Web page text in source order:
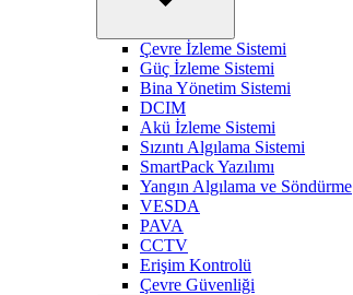
Çevre İzleme Sistemi
Güç İzleme Sistemi
Bina Yönetim Sistemi
DCIM
Akü İzleme Sistemi
Sızıntı Algılama Sistemi
SmartPack Yazılımı
Yangın Algılama ve Söndürme
VESDA
PAVA
CCTV
Erişim Kontrolü
Çevre Güvenliği